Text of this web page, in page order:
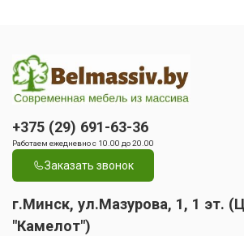
+375 (29) 691-63-36
Работаем ежедневно с 10.00 до 20.00
Заказать звонок
г.Минск, ул.Мазурова, 1, 1 эт.
"Камелот")